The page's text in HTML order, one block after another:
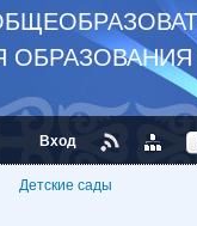
Вход
Детские сады